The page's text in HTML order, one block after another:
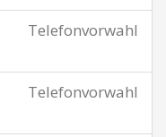
Telefonvorwahl
Telefonvorwahl